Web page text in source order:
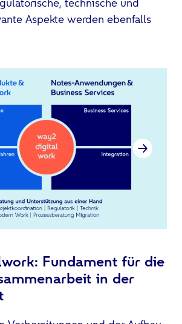
technische und
Aspekte werden ebenfalls
Fundament für die
in der